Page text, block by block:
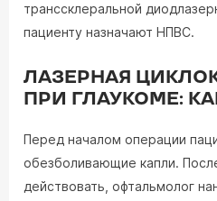
транссклеральной
пациенту назначают НПВС.
ЛАЗЕРНАЯ
ПРИ ГЛАУКОМЕ:
Перед началом операции
обезболивающие капли.
действовать, офтальмолог